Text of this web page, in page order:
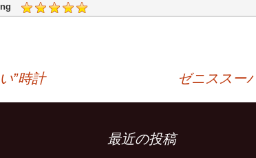
”時計 ゼニススー
最近の投稿